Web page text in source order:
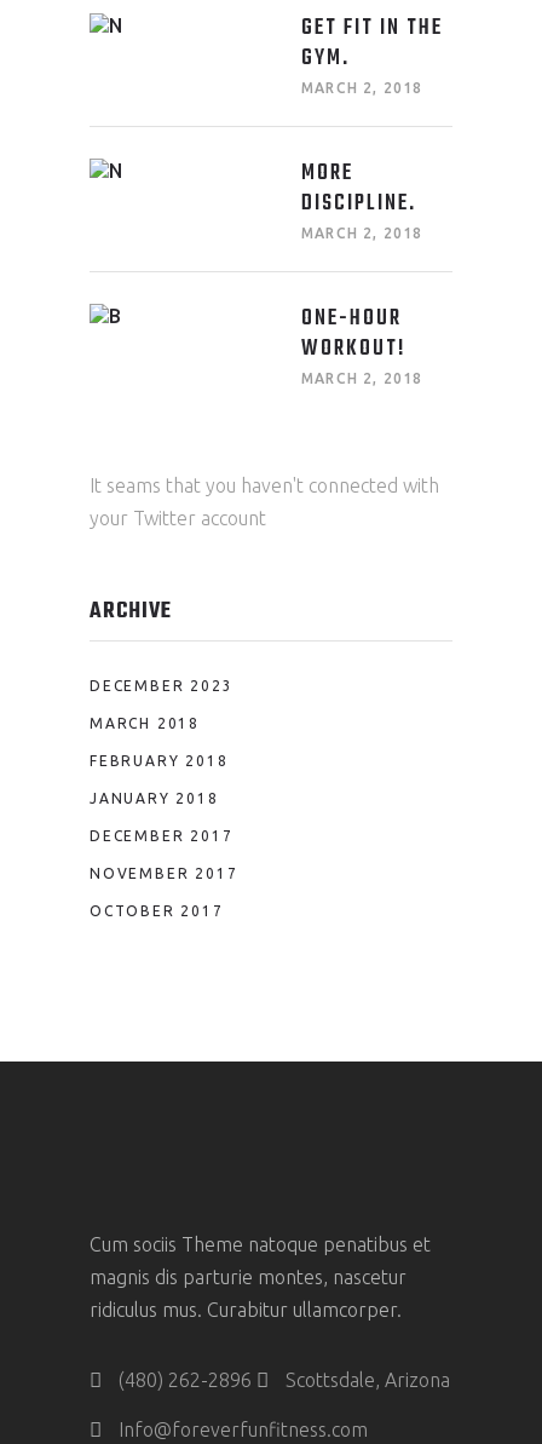
GET FIT IN THE
GYM.
MARCH 2, 2018
MORE
DISCIPLINE.
MARCH 2, 2018
ONE-HOUR
WORKOUT!
MARCH 2, 2018
It seams that you haven't connected with
your Twitter account
ARCHIVE
DECEMBER 2023
MARCH 2018
FEBRUARY 2018
JANUARY 2018
DECEMBER 2017
NOVEMBER 2017
OCTOBER 2017
Cum sociis Theme natoque penatibus et
magnis dis parturie montes, nascetur
ridiculus mus. Curabitur ullamcorper.
(480) 262-2896 Scottsdale, Arizona
Info@foreverfunfitness.com